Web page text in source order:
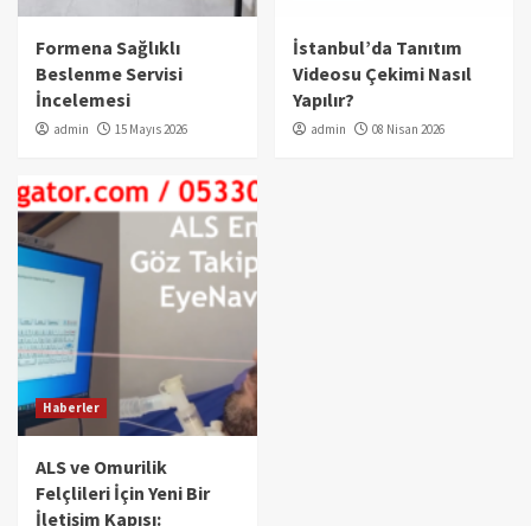
Formena Sağlıklı
Beslenme Servisi
İncelemesi
admin 15 Mayıs 2026
İstanbul’da Tanıtım
Videosu Çekimi Nasıl
Yapılır?
admin 08 Nisan 2026
Haberler
ALS ve Omurilik
Felçlileri İçin Yeni Bir
İletişim Kapısı: